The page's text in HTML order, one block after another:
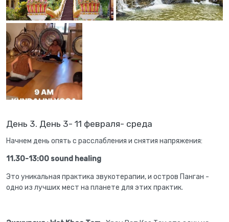
День 3. День 3- 11 февраля- среда
Начнем день опять с расслабления и снятия напряжения:
11.30-13:00 sound healing
Это уникальная практика звукотерапии, и остров Панган -
одно из лучших мест на планете для этих практик.